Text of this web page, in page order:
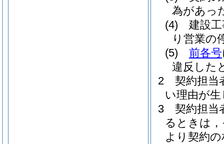
為があっ
(4)
建設
り営業の
(5)
前各号
違反した
2
契約担当
い理由が
3
契約担当
るときは
より契約